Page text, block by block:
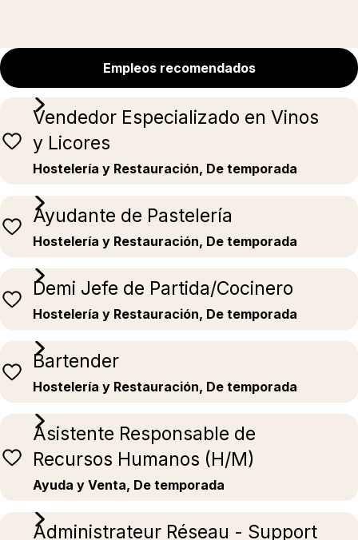
Empleos recomendados
Vendedor Especializado en Vinos
y Licores
Hostelería y Restauración, De temporada
Ayudante de Pastelería
Hostelería y Restauración, De temporada
Demi Jefe de Partida/Cocinero
Hostelería y Restauración, De temporada
Bartender
Hostelería y Restauración, De temporada
Asistente Responsable de
Recursos Humanos (H/M)
Ayuda y Venta, De temporada
Administrateur Réseau - Support